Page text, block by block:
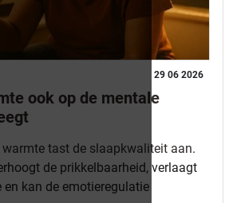
29 06 2026
ook op de mentale
tast de slaapkwaliteit aan.
de prikkelbaarheid, verlaagt
en kan de emotieregulatie